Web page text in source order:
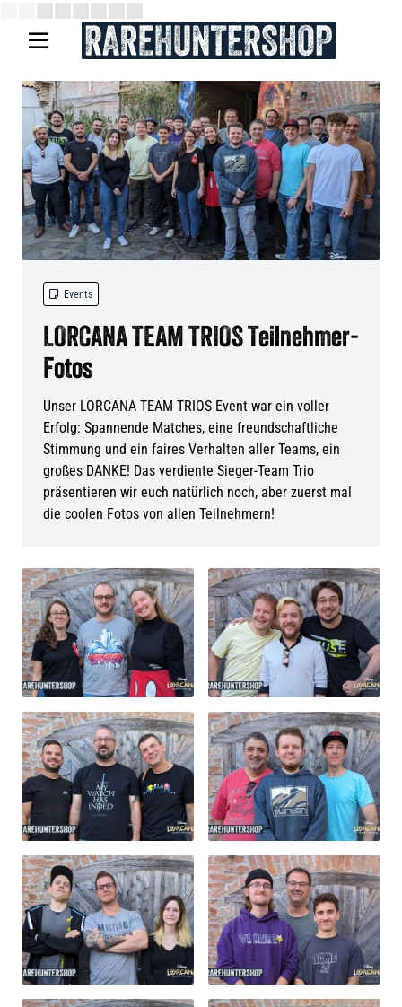

 Events
LORCANA TEAM TRIOS Teilnehmer-
Fotos
Unser LORCANA TEAM TRIOS Event war ein voller
Erfolg: Spannende Matches, eine freundschaftliche
Stimmung und ein faires Verhalten aller Teams, ein
großes DANKE! Das verdiente Sieger-Team Trio
präsentieren wir euch natürlich noch, aber zuerst mal
die coolen Fotos von allen Teilnehmern!